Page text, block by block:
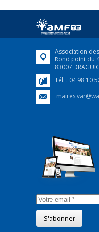
Afin
FEUILLETER
Association
Rond point du
83007
Tél. : 04 98 10